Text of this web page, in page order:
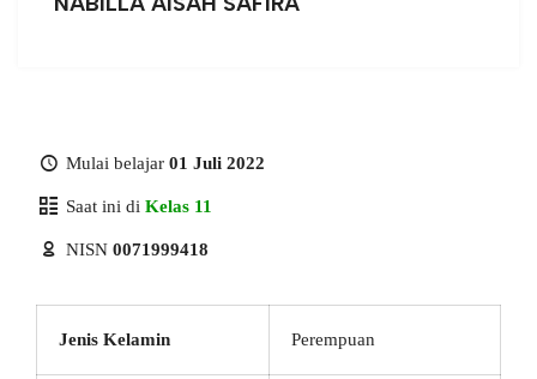
Mulai belajar 01 Juli 2022
Saat ini di Kelas 11
NISN 0071999418
Jenis Kelamin Perempuan